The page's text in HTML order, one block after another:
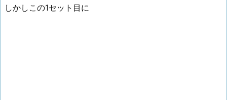
しかしこの1セット目に